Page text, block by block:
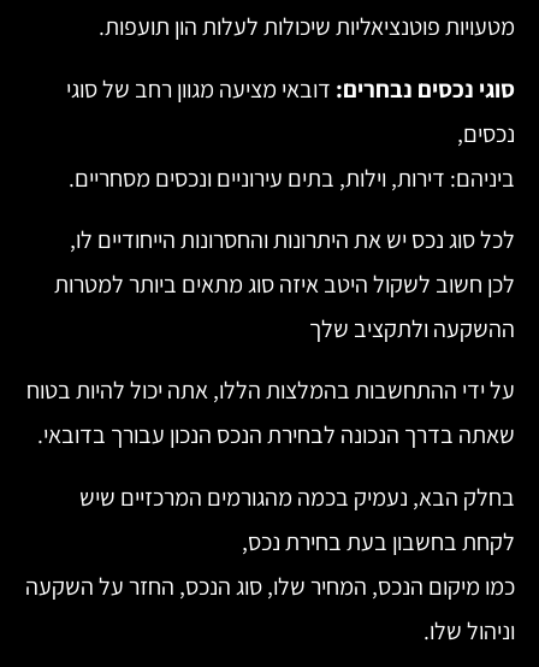
מטעויות פוטנציאליות שיכולות לעלות הון תועפות.
סוגי נכסים נבחרים:דובאי מציעה מגוון רחב של סוגי
נכסים,
ביניהם: דירות, וילות, בתים עירוניים ונכסים מסחריים.
לכל סוג נכס יש את היתרונות והחסרונות הייחודיים לו,
לכן חשוב לשקול היטב איזה סוג מתאים ביותר למטרות
ההשקעה ולתקציב שלך
על ידי ההתחשבות בהמלצות הללו, אתה יכול להיות בטוח
שאתה בדרך הנכונה לבחירת הנכס הנכון עבורך בדובאי.
בחלק הבא, נעמיק בכמה מהגורמים המרכזיים שיש
לקחת בחשבון בעת בחירת נכס,
כמו מיקום הנכס, המחיר שלו, סוג הנכס, החזר על השקעה
וניהול שלו.